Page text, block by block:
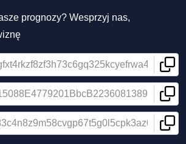
prognozy? Wesprzyj nas,